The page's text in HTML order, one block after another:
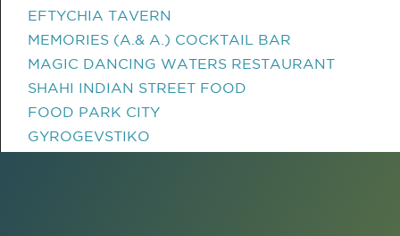
EFTYCHIA TAVERN
MEMORIES (A.& A.) COCKTAIL BAR
MAGIC DANCING WATERS RESTAURANT
SHAHI INDIAN STREET FOOD
FOOD PARK CITY
GYROGEVSTIKO